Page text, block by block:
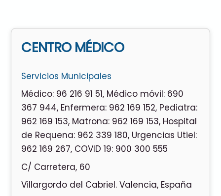
CENTRO MÉDICO
Servicios Municipales
Médico: 96 216 91 51, Médico móvil: 690
367 944, Enfermera: 962 169 152, Pediatra:
962 169 153, Matrona: 962 169 153, Hospital
de Requena: 962 339 180, Urgencias Utiel:
962 169 267, COVID 19: 900 300 555
C/ Carretera, 60
Villargordo del Cabriel. Valencia, España